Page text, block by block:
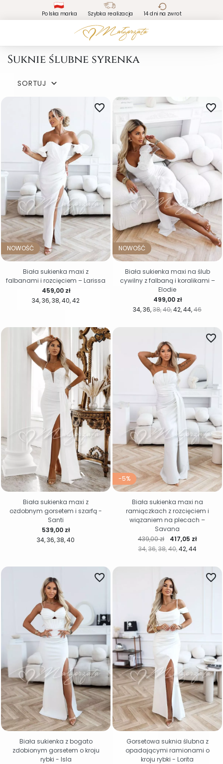
Polska marka Szybka realizacja 14 dni na zwrot
Suknie ślubne syrenka
SORTUJ 
NOWOŚĆ
34 36 38 40 42
favorite_border
Cena
459,00 zł
Biała sukienka maxi z
falbanami i rozcięciem – Larissa
NOWOŚĆ
34 36 38 40 42 44 46
favorite_border
Cena
499,00 zł
Biała sukienka maxi na ślub
cywilny z falbaną i koralikami –
Elodie
34 36 38 40
favorite_border
Cena
539,00 zł
Biała sukienka maxi z
ozdobnym gorsetem i szarfą -
Santi
-5%
34 36 38 40 42 44
favorite_border
Cena regularna
439,00 zł Cena
417,05 zł
Biała sukienka maxi na
ramiączkach z rozcięciem i
wiązaniem na plecach –
Savana
favorite_border
Biała sukienka z bogato
zdobionym gorsetem o kroju
rybki - Isla
favorite_border
Gorsetowa suknia ślubna z
opadającymi ramionami o
kroju rybki - Lorita